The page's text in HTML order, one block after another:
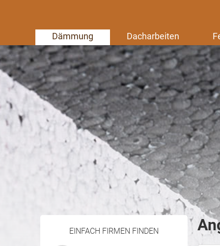
Dämmung Dacharbeiten
EINFACH FIRMEN FINDEN